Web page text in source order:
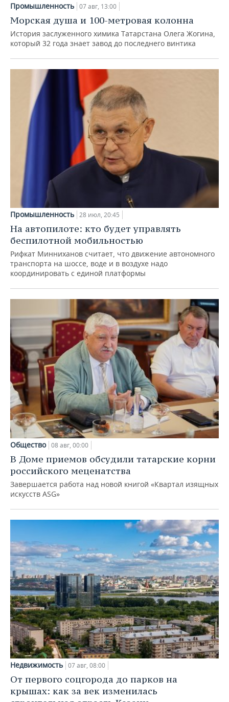
Промышленность 07 авг, 13:00
Морская душа и 100-метровая колонна
История заслуженного химика Татарстана Олега Жогина,
который 32 года знает завод до последнего винтика
Промышленность 28 июл, 20:45
На автопилоте: кто будет управлять
беспилотной мобильностью
Рифкат Минниханов считает, что движение автономного
транспорта на шоссе, воде и в воздухе надо
координировать с единой платформы
Общество 08 авг, 00:00
В Доме приемов обсудили татарские корни
российского меценатства
Завершается работа над новой книгой «Квартал изящных
искусств ASG»
Недвижимость 07 авг, 08:00
От первого соцгорода до парков на
крышах: как за век изменилась